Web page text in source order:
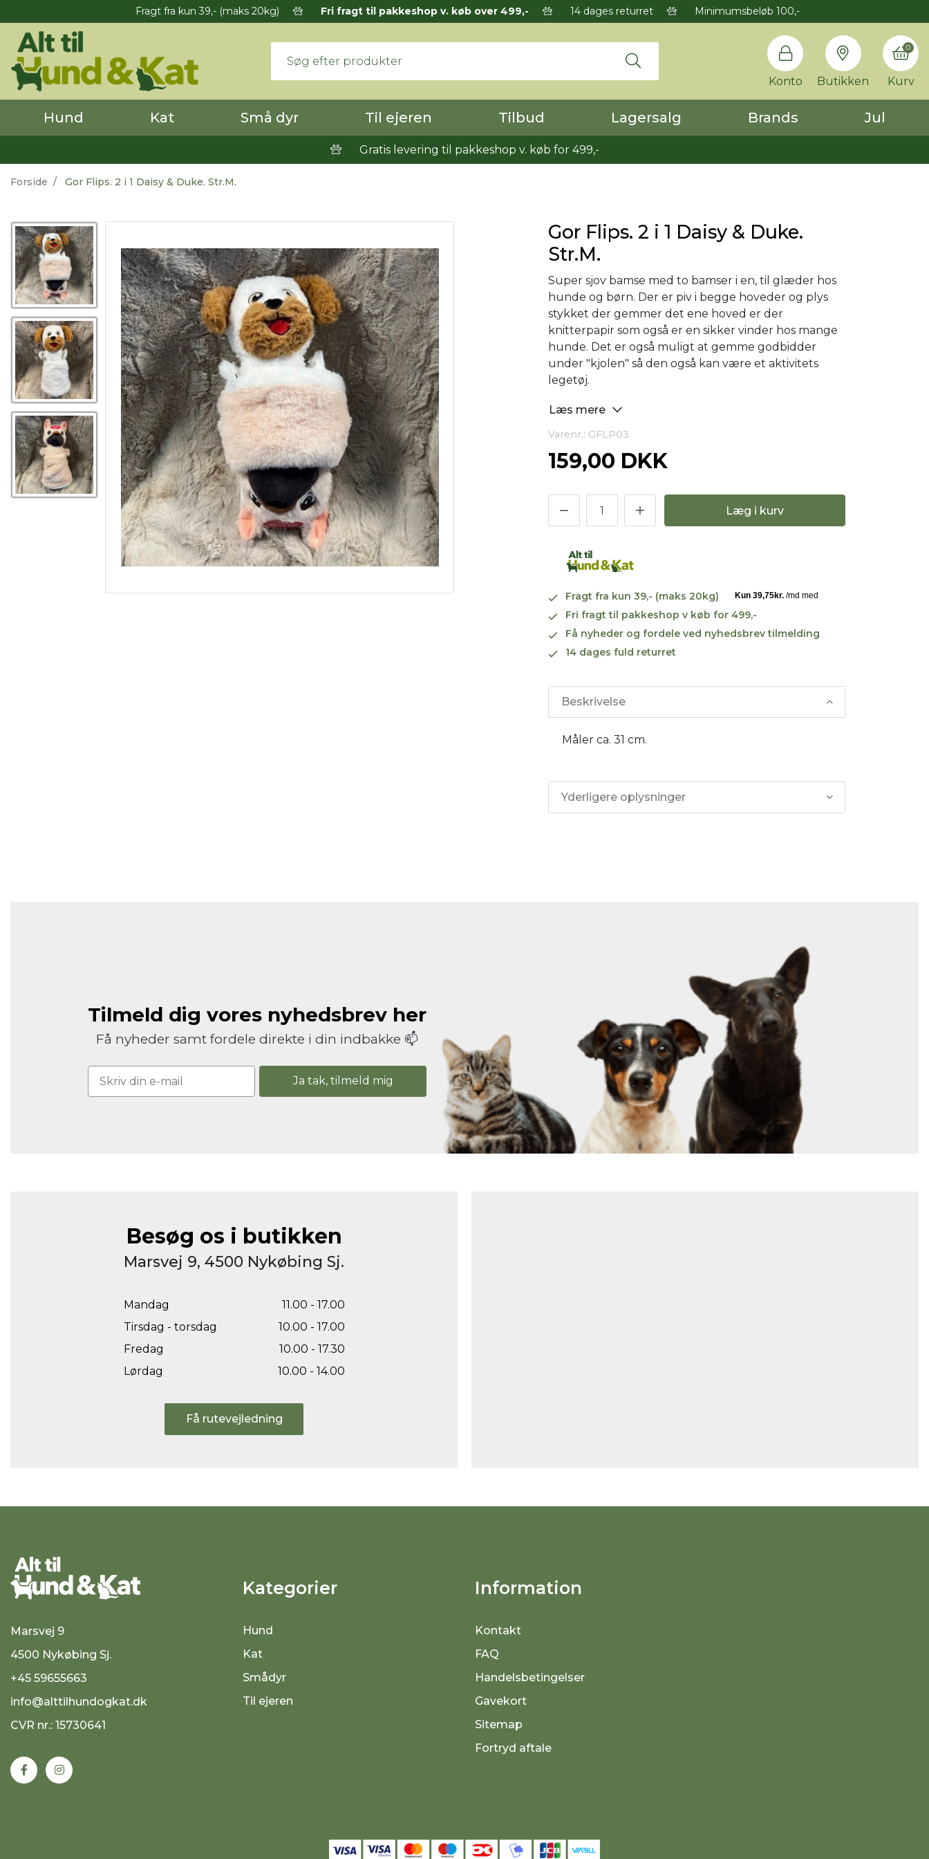
Fragt fra kun 39,- (maks 20kg) Fri fragt til pakkeshop v. køb over 499,- 14 dages returret Minimumsbeløb 100,-
Konto Butikken Kurv
0
Hund Kat Små dyr Til ejeren Tilbud Lagersalg Brands Jul
Gratis levering til pakkeshop v. køb for 499,-
Forside Gor Flips. 2 i 1 Daisy & Duke. Str.M.
Gor Flips. 2 i 1 Daisy & Duke.
Str.M.
Super sjov bamse med to bamser i en, til glæder hos
hunde og børn. Der er piv i begge hoveder og plys
stykket der gemmer det ene hoved er der
knitterpapir som også er en sikker vinder hos mange
hunde. Det er også muligt at gemme godbidder
under "kjolen" så den også kan være et aktivitets
legetøj.
Læs mere
Varenr.: GFLP03
159,00 DKK
Læg i kurv
Fragt fra kun 39,- (maks 20kg)
Fri fragt til pakkeshop v køb for 499,-
Få nyheder og fordele ved nyhedsbrev tilmelding
14 dages fuld returret
Beskrivelse
Måler ca. 31 cm.
Yderligere oplysninger
Tilmeld dig vores nyhedsbrev her
Få nyheder samt fordele direkte i din indbakke 📫
Ja tak, tilmeld mig
Besøg os i butikken
Marsvej 9, 4500 Nykøbing Sj.
Mandag
11.00 - 17.00
Tirsdag - torsdag
10.00 - 17.00
Fredag
10.00 - 17.30
Lørdag
10.00 - 14.00
Få rutevejledning
Marsvej 9
4500 Nykøbing Sj.
+45 59655663
info@alttilhundogkat.dk
CVR nr.: 15730641
Kategorier
Hund
Kat
Smådyr
Til ejeren
Information
Kontakt
FAQ
Handelsbetingelser
Gavekort
Sitemap
Fortryd aftale